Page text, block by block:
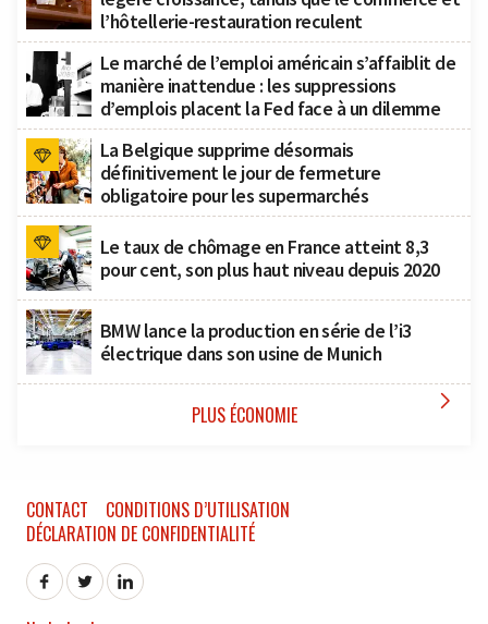
l’hôtellerie-restauration reculent
Le marché de l’emploi américain s’affaiblit de
manière inattendue : les suppressions
d’emplois placent la Fed face à un dilemme
La Belgique supprime désormais
définitivement le jour de fermeture
obligatoire pour les supermarchés
Le taux de chômage en France atteint 8,3
pour cent, son plus haut niveau depuis 2020
BMW lance la production en série de l’i3
électrique dans son usine de Munich
PLUS ÉCONOMIE 
CONTACT
CONDITIONS D’UTILISATION
DÉCLARATION DE CONFIDENTIALITÉ